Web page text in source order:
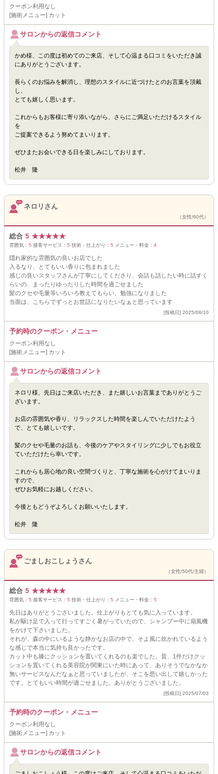
クーポン利用なし
[施術メニュー] カット
サロンからの返信コメント
かめ様、この度は初めてのご来店、そして心温まる口コミをいただき誠
にありがとうございます。
長らくのお悩みを解消し、理想のスタイルに近づけたとのお言葉を頂戴
し、
とても嬉しく思います。
これからもお客様に寄り添いながら、さらにご満足いただけるスタイル
を
ご提案できるよう努めてまいります。
ぜひまたお会いできる日を楽しみにしております。
松井 隆
ネロリさん
（女性/60代）
総合 5 ★★★★★
雰囲気： 5 接客サービス： 5 技術・仕上がり： 5 メニュー・料金： 4
隠れ家的な雰囲気の良いお店でした
入るなり、とてもいい香りに包まれました
感じの良いスタッフさんが丁寧にしてくださり、会話も話したい時に話すく
らいの、まったりゆったりした時間を過ごせました
髪のクセや毛量等いろいろ教えてもらい、勉強になりました
当面は、こちらでずっとお世話になりたいなぁと思っています
[投稿日] 2025/08/10
予約時のクーポン・メニュー
クーポン利用なし
[施術メニュー] カット
サロンからの返信コメント
ネロリ様、先日はご来店いただき、また嬉しいお言葉までありがとうご
ざいます。
お店の雰囲気や香り、リラックスした時間を楽しんでいただけたよう
で、とても嬉しいです。
髪のクセや毛量のお話も、今後のケアやスタイリングに少しでもお役立
ていただけたら幸いです。
これからも居心地の良い空間づくりと、丁寧な施術を心がけてまいりま
すので、
ぜひお気軽にお越しください。
今後ともどうぞよろしくお願いいたします。
松井 隆
ごましおこしょうさん
（女性/50代/主婦）
総合 5 ★★★★★
雰囲気： 5 接客サービス： 5 技術・仕上がり： 5 メニュー・料金： 5
先日はありがとうございました。仕上がりもとても気に入っています。
私が駆け足で入って行ってすごく暑がっていたので、シャンプー中に扇風機
をかけて下さいました。
それが、森の中にいるような静かなお店の中で、そよ風に吹かれているよう
な感じで本当に気持ち良かったです。
カット中も膝にクッションを置いてくれるのも楽でした。昔、1件だけクッ
ションを置いてくれる美容院が関東にいた時にあって、ありそうでなかなか
無いサービスなんだなぁと思っていましたが、そこを思い出して嬉しかった
です。とてもいい時間が過ごせました。ありがとうございました。
[投稿日] 2025/07/03
予約時のクーポン・メニュー
クーポン利用なし
[施術メニュー] カット
サロンからの返信コメント